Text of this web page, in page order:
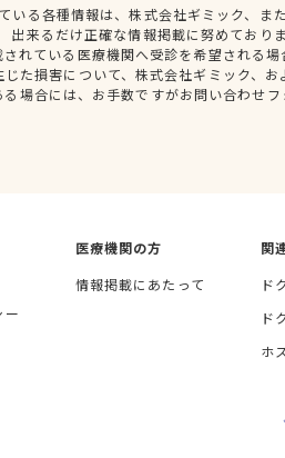
いる各種情報は、株式会社ギミック、ま
出来るだけ正確な情報掲載に努めており
されている医療機関へ受診を希望される
じた損害について、株式会社ギミック、
場合には、お手数ですがお問い合わせ
ー
医療機関の方
情報掲載にあたって
関
ド
ド
ホ